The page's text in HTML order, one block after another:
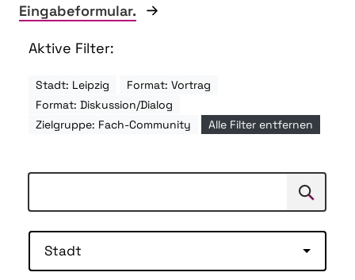
Eingabeformular.
Aktive Filter:
Stadt: Leipzig
Format: Vortrag
Format: Diskussion/Dialog
Zielgruppe: Fach-Community
Alle Filter entfernen
Suchen
Stadt